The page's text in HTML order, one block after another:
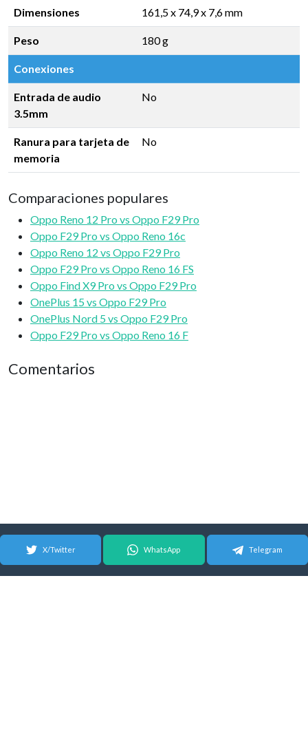
Dimensiones 161,5 x 74,9 x 7,6 mm
Peso 180 g
Conexiones
Entrada de audio
3.5mm
No
Ranura para tarjeta de
memoria
No
Comparaciones populares
Oppo Reno 12 Pro vs Oppo F29 Pro
Oppo F29 Pro vs Oppo Reno 16c
Oppo Reno 12 vs Oppo F29 Pro
Oppo F29 Pro vs Oppo Reno 16 FS
Oppo Find X9 Pro vs Oppo F29 Pro
OnePlus 15 vs Oppo F29 Pro
OnePlus Nord 5 vs Oppo F29 Pro
Oppo F29 Pro vs Oppo Reno 16 F
Comentarios
X/Twitter WhatsApp Telegram